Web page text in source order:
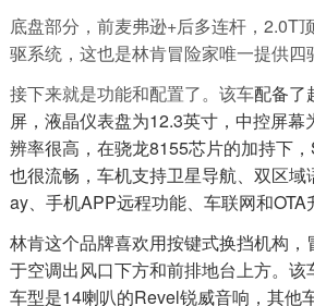
底盘部分，前麦弗逊+后多连杆，2.0T
驱系统，这也是林肯冒险家唯一提供四
接下来就是功能和配置了。该车配备了
屏，液晶仪表盘为12.3英寸，中控屏幕
辨率很高，在骁龙8155芯片的加持下
也很流畅，车机支持卫星导航、双区
ay、手机APP远程功能、车联网和OTA
林肯这个品牌喜欢用按键式换挡机构，
于空调出风口下方和前排地台上方。
车型是14喇叭的Revel锐威音响，其他